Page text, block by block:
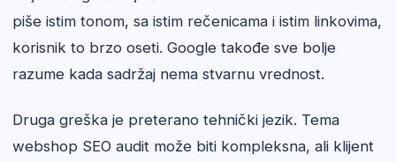
piše istim tonom, sa istim rečenicama i istim linkovima,
korisnik to brzo oseti. Google takođe sve bolje
razume kada sadržaj nema stvarnu vrednost.
Druga greška je preterano tehnički jezik. Tema
webshop SEO audit može biti kompleksna, ali klijent